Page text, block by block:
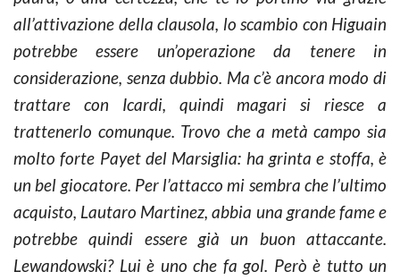
all’attivazione della clausola, lo scambio con Higuain
potrebbe essere un’operazione da tenere in
considerazione, senza dubbio. Ma c’è ancora modo di
trattare con Icardi, quindi magari si riesce a
trattenerlo comunque. Trovo che a metà campo sia
molto forte Payet del Marsiglia: ha grinta e stoffa, è
un bel giocatore. Per l’attacco mi sembra che l’ultimo
acquisto, Lautaro Martinez, abbia una grande fame e
potrebbe quindi essere già un buon attaccante.
Lewandowski? Lui è uno che fa gol. Però è tutto un